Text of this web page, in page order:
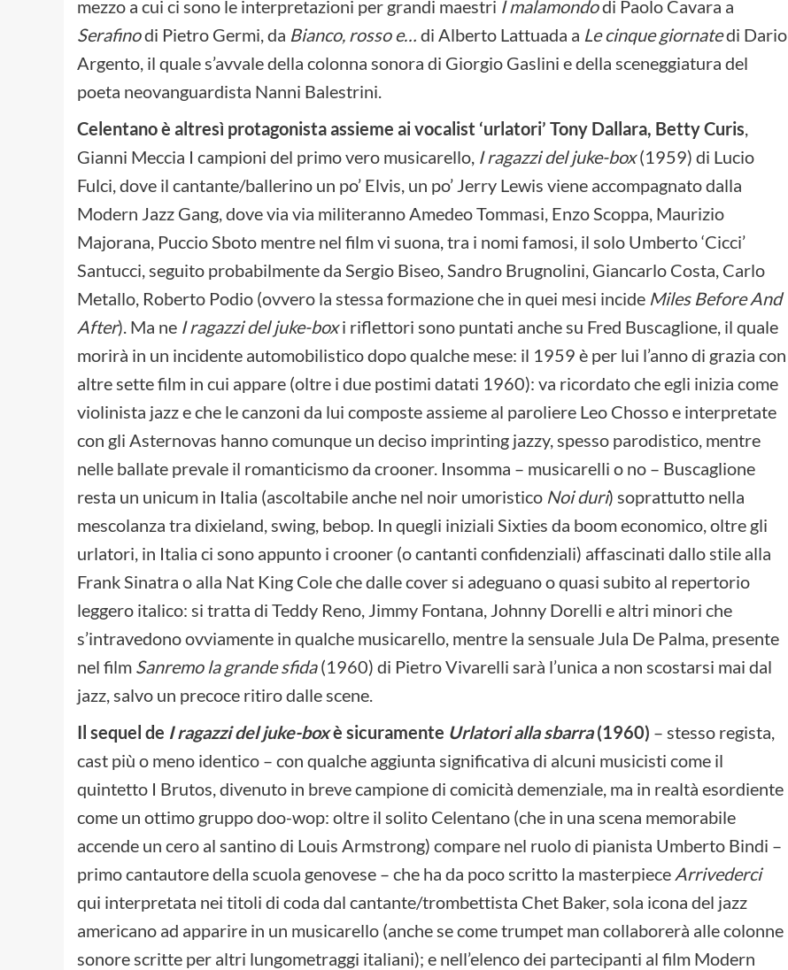
mezzo a cui ci sono le interpretazioni per grandi maestri I malamondodi Paolo Cavara a
Serafinodi Pietro Germi, da Bianco, rosso e… di Alberto Lattuada a Le cinque giornatedi Dario
Argento, il quale s’avvale della colonna sonora di Giorgio Gaslini e della sceneggiatura del
poeta neovanguardista Nanni Balestrini.
Celentano è altresì protagonista assieme ai vocalist ‘urlatori’ Tony Dallara, Betty Curis,
Gianni Meccia I campioni del primo vero musicarello, I ragazzi del juke-box(1959) di Lucio
Fulci, dove il cantante/ballerino un po’ Elvis, un po’ Jerry Lewis viene accompagnato dalla
Modern Jazz Gang, dove via via militeranno Amedeo Tommasi, Enzo Scoppa, Maurizio
Majorana, Puccio Sboto mentre nel film vi suona, tra i nomi famosi, il solo Umberto ‘Cicci’
Santucci, seguito probabilmente da Sergio Biseo, Sandro Brugnolini, Giancarlo Costa, Carlo
Metallo, Roberto Podio (ovvero la stessa formazione che in quei mesi incide Miles Before And
After). Ma ne I ragazzi del juke-boxi riflettori sono puntati anche su Fred Buscaglione, il quale
morirà in un incidente automobilistico dopo qualche mese: il 1959 è per lui l’anno di grazia con
altre sette film in cui appare (oltre i due postimi datati 1960): va ricordato che egli inizia come
violinista jazz e che le canzoni da lui composte assieme al paroliere Leo Chosso e interpretate
con gli Asternovas hanno comunque un deciso imprinting jazzy, spesso parodistico, mentre
nelle ballate prevale il romanticismo da crooner. Insomma – musicarelli o no – Buscaglione
resta un unicum in Italia (ascoltabile anche nel noir umoristico Noi duri) soprattutto nella
mescolanza tra dixieland, swing, bebop. In quegli iniziali Sixties da boom economico, oltre gli
urlatori, in Italia ci sono appunto i crooner (o cantanti confidenziali) affascinati dallo stile alla
Frank Sinatra o alla Nat King Cole che dalle cover si adeguano o quasi subito al repertorio
leggero italico: si tratta di Teddy Reno, Jimmy Fontana, Johnny Dorelli e altri minori che
s’intravedono ovviamente in qualche musicarello, mentre la sensuale Jula De Palma, presente
nel film Sanremo la grande sfida(1960) di Pietro Vivarelli sarà l’unica a non scostarsi mai dal
jazz, salvo un precoce ritiro dalle scene.
Il sequel de I ragazzi del juke-boxè sicuramente Urlatori alla sbarra(1960) – stesso regista,
cast più o meno identico – con qualche aggiunta significativa di alcuni musicisti come il
quintetto I Brutos, divenuto in breve campione di comicità demenziale, ma in realtà esordiente
come un ottimo gruppo doo-wop: oltre il solito Celentano (che in una scena memorabile
accende un cero al santino di Louis Armstrong) compare nel ruolo di pianista Umberto Bindi –
primo cantautore della scuola genovese – che ha da poco scritto la masterpiece Arrivederci
qui interpretata nei titoli di coda dal cantante/trombettista Chet Baker, sola icona del jazz
americano ad apparire in un musicarello (anche se come trumpet man collaborerà alle colonne
sonore scritte per altri lungometraggi italiani); e nell’elenco dei partecipanti al film Modern